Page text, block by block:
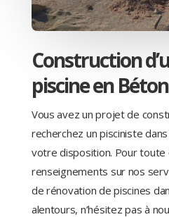
Construction
piscine en
Vous avez un projet de
recherchez un pisciniste
votre disposition. Pour toute
renseignements sur nos
de rénovation de piscines
alentours, n’hésitez pas à